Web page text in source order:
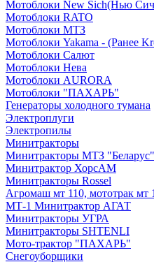
Мотоблоки New Sich(Нью
Мотоблоки RATO
Мотоблоки МТЗ
Мотоблоки Yakama - (Ранее
Мотоблоки Салют
Мотоблоки Нева
Мотоблоки AURORA
Мотоблоки "ПАХАРЬ"
Генераторы холодного тумана
Электроплуги
Электропилы
Минитракторы
Минитракторы МТЗ "Беларус"
Минитрактор ХорсАМ
Минитракторы Rossel
Агромаш мт 110, мототрак мт
МТ-1 Минитрактор АГАТ
Минитракторы УГРА
Минитракторы SHTENLI
Мото-трактор "ПАХАРЬ"
Снегоуборщики